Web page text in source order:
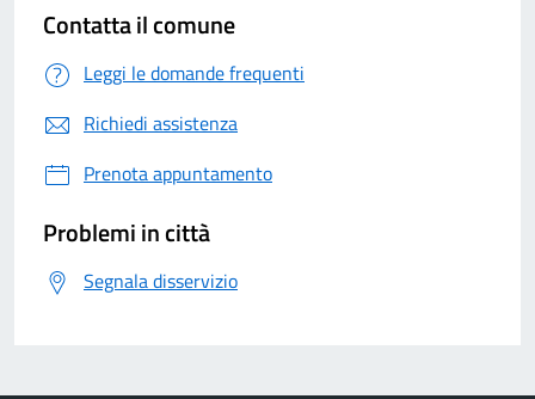
Contatta il comune
Leggi le domande frequenti
Richiedi assistenza
Prenota appuntamento
Problemi in città
Segnala disservizio